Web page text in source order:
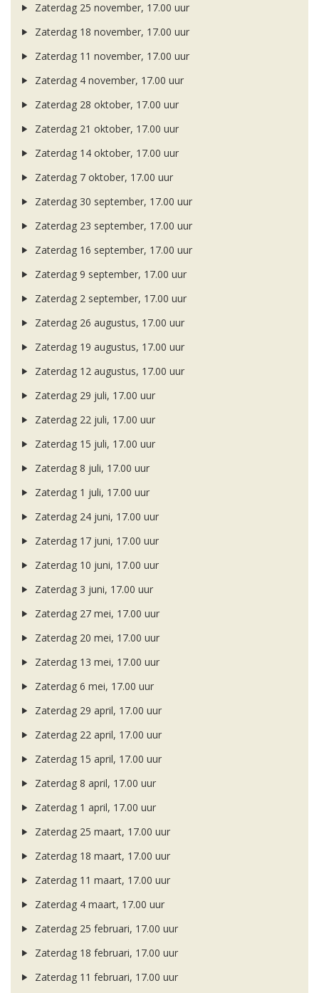
Zaterdag 25 november, 17.00 uur
Zaterdag 18 november, 17.00 uur
Zaterdag 11 november, 17.00 uur
Zaterdag 4 november, 17.00 uur
Zaterdag 28 oktober, 17.00 uur
Zaterdag 21 oktober, 17.00 uur
Zaterdag 14 oktober, 17.00 uur
Zaterdag 7 oktober, 17.00 uur
Zaterdag 30 september, 17.00 uur
Zaterdag 23 september, 17.00 uur
Zaterdag 16 september, 17.00 uur
Zaterdag 9 september, 17.00 uur
Zaterdag 2 september, 17.00 uur
Zaterdag 26 augustus, 17.00 uur
Zaterdag 19 augustus, 17.00 uur
Zaterdag 12 augustus, 17.00 uur
Zaterdag 29 juli, 17.00 uur
Zaterdag 22 juli, 17.00 uur
Zaterdag 15 juli, 17.00 uur
Zaterdag 8 juli, 17.00 uur
Zaterdag 1 juli, 17.00 uur
Zaterdag 24 juni, 17.00 uur
Zaterdag 17 juni, 17.00 uur
Zaterdag 10 juni, 17.00 uur
Zaterdag 3 juni, 17.00 uur
Zaterdag 27 mei, 17.00 uur
Zaterdag 20 mei, 17.00 uur
Zaterdag 13 mei, 17.00 uur
Zaterdag 6 mei, 17.00 uur
Zaterdag 29 april, 17.00 uur
Zaterdag 22 april, 17.00 uur
Zaterdag 15 april, 17.00 uur
Zaterdag 8 april, 17.00 uur
Zaterdag 1 april, 17.00 uur
Zaterdag 25 maart, 17.00 uur
Zaterdag 18 maart, 17.00 uur
Zaterdag 11 maart, 17.00 uur
Zaterdag 4 maart, 17.00 uur
Zaterdag 25 februari, 17.00 uur
Zaterdag 18 februari, 17.00 uur
Zaterdag 11 februari, 17.00 uur